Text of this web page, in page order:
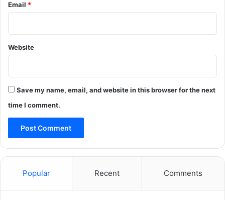
Email *
Website
Save my name, email, and website in this browser for the next
time I comment.
Popular Recent Comments